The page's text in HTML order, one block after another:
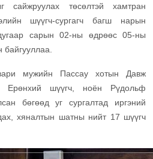
сайжруулах төсөлтэй хамтран
шүүгч-сургагч багш нарын
сарын 02-ны өдрөөс 05-ны
мужийн Пассау хотын Давж
Ерөнхий шүүгч, ноён Рүдольф
бөгөөд уг сургалтад иргэний
хяналтын шатны нийт 17 шүүгч